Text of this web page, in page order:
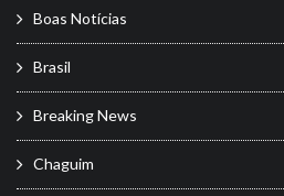
Boas Notícias
Brasil
Breaking News
Chaguim